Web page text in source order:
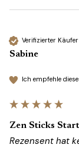
Verifizierter Käufer
Sabine
Ich empfehle
Zen Sticks
Rezensent hat